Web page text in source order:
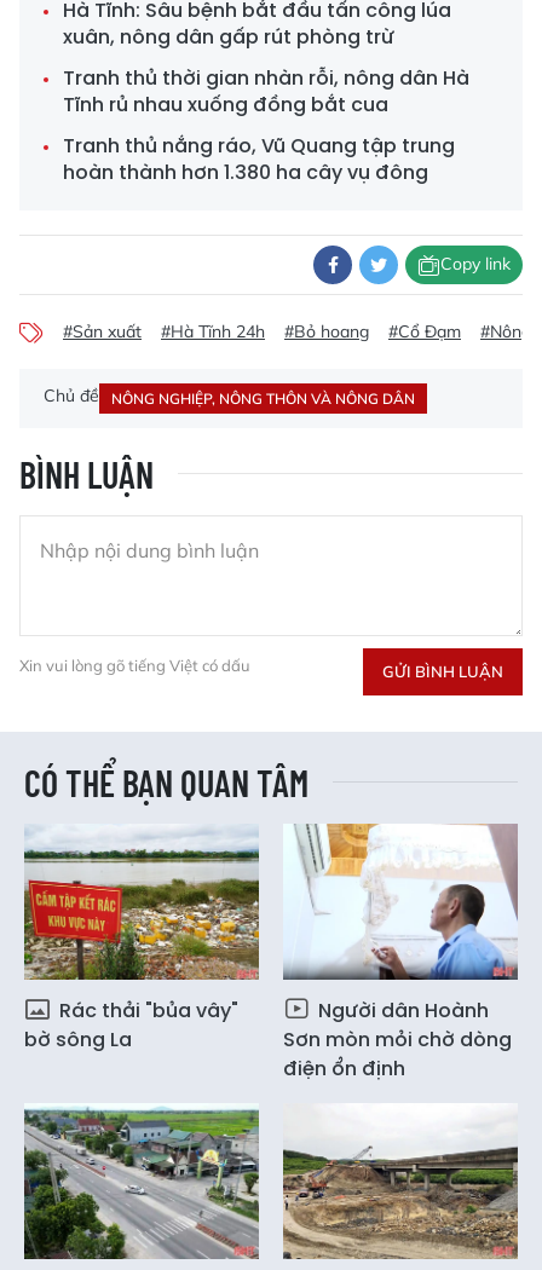
Hà Tĩnh: Sâu bệnh bắt đầu tấn công lúa
xuân, nông dân gấp rút phòng trừ
Tranh thủ thời gian nhàn rỗi, nông dân Hà
Tĩnh rủ nhau xuống đồng bắt cua
Tranh thủ nắng ráo, Vũ Quang tập trung
hoàn thành hơn 1.380 ha cây vụ đông
Copy link
#Sản xuất #Hà Tĩnh 24h #Bỏ hoang #Cổ Đạm #Nông
Chủ đề NÔNG NGHIỆP, NÔNG THÔN VÀ NÔNG DÂN
BÌNH LUẬN
Xin vui lòng gõ tiếng Việt có dấu GỬI BÌNH LUẬN
CÓ THỂ BẠN QUAN TÂM
Rác thải "bủa vây"
bờ sông La
Người dân Hoành
Sơn mòn mỏi chờ dòng
điện ổn định